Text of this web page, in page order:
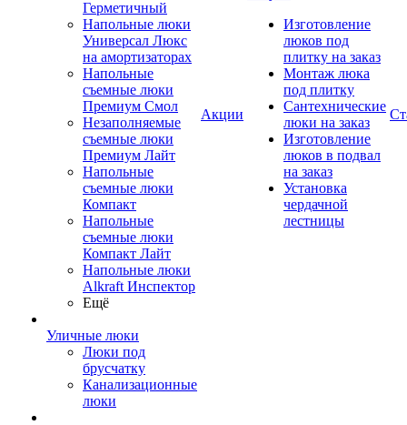
Герметичный
Напольные люки
Универсал Люкс
на амортизаторах
Напольные
съемные люки
Премиум Смол
Незаполняемые
съемные люки
Премиум Лайт
Напольные
съемные люки
Компакт
Напольные
съемные люки
Компакт Лайт
Напольные люки
Alkraft Инспектор
Ещё
Уличные люки
Люки под
брусчатку
Канализационные
люки
Акции
Изготовление
люков под
плитку на заказ
Монтаж люка
под плитку
Сантехнические
люки на заказ
Изготовление
люков в подвал
на заказ
Установка
чердачной
лестницы